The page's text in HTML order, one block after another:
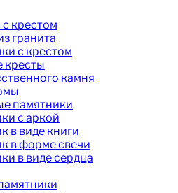
крестом
гранита
с крестом
кресты
камня
памятники
с аркой
в виде книги
в форме свечи
в виде сердца